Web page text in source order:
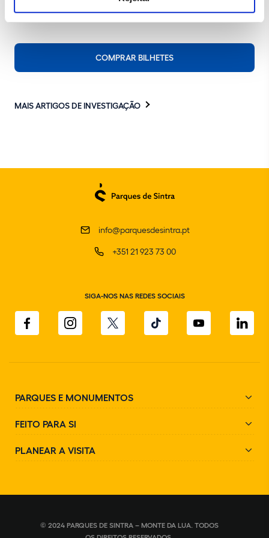
COMPRAR BILHETES
MAIS ARTIGOS DE INVESTIGAÇÃO
info@parquesdesintra.pt
+351 21 923 73 00
SIGA-NOS NAS REDES SOCIAIS
PARQUES E MONUMENTOS
FEITO PARA SI
PLANEAR A VISITA
© 2024 PARQUES DE SINTRA – MONTE DA LUA. TODOS